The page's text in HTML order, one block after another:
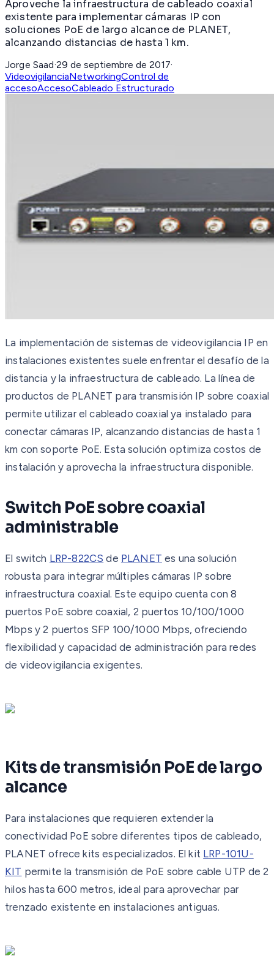
Aproveche la infraestructura de cableado coaxial
existente para implementar cámaras IP con
soluciones PoE de largo alcance de PLANET,
alcanzando distancias de hasta 1 km.
Jorge Saad·29 de septiembre de 2017·
VideovigilanciaNetworkingControl de
accesoAccesoCableado Estructurado
La implementación de sistemas de videovigilancia IP en
instalaciones existentes suele enfrentar el desafío de la
distancia y la infraestructura de cableado. La línea de
productos de PLANET para transmisión IP sobre coaxial
permite utilizar el cableado coaxial ya instalado para
conectar cámaras IP, alcanzando distancias de hasta 1
km con soporte PoE. Esta solución optimiza costos de
instalación y aprovecha la infraestructura disponible.
Switch PoE sobre coaxial
administrable
El switch LRP-822CS de PLANET es una solución
robusta para integrar múltiples cámaras IP sobre
infraestructura coaxial. Este equipo cuenta con 8
puertos PoE sobre coaxial, 2 puertos 10/100/1000
Mbps y 2 puertos SFP 100/1000 Mbps, ofreciendo
flexibilidad y capacidad de administración para redes
de videovigilancia exigentes.
Kits de transmisión PoE de largo
alcance
Para instalaciones que requieren extender la
conectividad PoE sobre diferentes tipos de cableado,
PLANET ofrece kits especializados. El kit LRP-101U-
KIT permite la transmisión de PoE sobre cable UTP de 2
hilos hasta 600 metros, ideal para aprovechar par
trenzado existente en instalaciones antiguas.